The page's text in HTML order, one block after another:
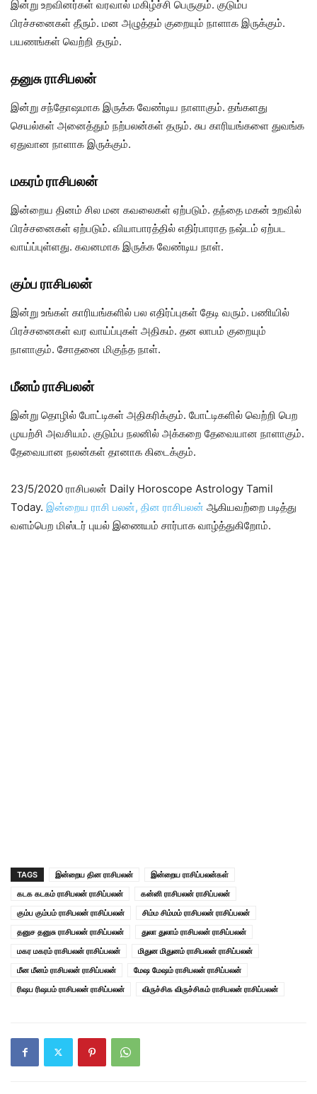
இன்று உறவினர்கள் வரவால் மகிழ்ச்சி பெருகும். குடும்ப
பிரச்சனைகள் தீரும். மன அழுத்தம் குறையும் நாளாக இருக்கும்.
பயணங்கள் வெற்றி தரும்.
தனுசு ராசிபலன்
இன்று சந்தோஷமாக இருக்க வேண்டிய நாளாகும். தங்களது
செயல்கள் அனைத்தும் நற்பலன்கள் தரும். சுப காரியங்களை துவங்க
ஏதுவான நாளாக இருக்கும்.
மகரம் ராசிபலன்
இன்றைய தினம் சில மன கவலைகள் ஏற்படும். தந்தை மகன் உறவில்
பிரச்சனைகள் ஏற்படும். வியாபாரத்தில் எதிர்பாராத நஷ்டம் ஏற்பட
வாய்ப்புள்ளது. கவனமாக இருக்க வேண்டிய நாள்.
கும்ப ராசிபலன்
இன்று உங்கள் காரியங்களில் பல எதிர்ப்புகள் தேடி வரும். பணியில்
பிரச்சனைகள் வர வாய்ப்புகள் அதிகம். தன லாபம் குறையும்
நாளாகும். சோதனை மிகுந்த நாள்.
மீனம் ராசிபலன்
இன்று தொழில் போட்டிகள் அதிகரிக்கும். போட்டிகளில் வெற்றி பெற
முயற்சி அவசியம். குடும்ப நலனில் அக்கறை தேவையான நாளாகும்.
தேவையான நலன்கள் தானாக கிடைக்கும்.
23/5/2020 ராசிபலன் Daily Horoscope Astrology Tamil
Today. இன்றைய ராசி பலன், தின ராசிபலன் ஆகியவற்றை படித்து
வளம்பெற மிஸ்டர் புயல் இணையம் சார்பாக வாழ்த்துகிறோம்.
TAGS இன்றைய தின ராசிபலன்
இன்றைய ராசிப்பலன்கள்
கடக கடகம் ராசிபலன் ராசிப்பலன்
கன்னி ராசிபலன் ராசிப்பலன்
கும்ப கும்பம் ராசிபலன் ராசிப்பலன்
சிம்ம சிம்மம் ராசிபலன் ராசிப்பலன்
தனுச தனுசு ராசிபலன் ராசிப்பலன்
துலா துலாம் ராசிபலன் ராசிப்பலன்
மகர மகரம் ராசிபலன் ராசிப்பலன்
மிதுன மிதுனம் ராசிபலன் ராசிப்பலன்
மீன மீனம் ராசிபலன் ராசிப்பலன்
மேஷ மேஷம் ராசிபலன் ராசிப்பலன்
ரிஷப ரிஷபம் ராசிபலன் ராசிப்பலன்
விருச்சிக விருச்சிகம் ராசிபலன் ராசிப்பலன்